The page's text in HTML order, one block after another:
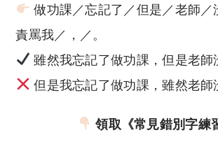
做功課／忘記了／但是／老師／
責罵我／，／。
雖然我忘記了做功課，但是老師
但是我忘記了做功課，雖然老師
領取《常見錯別字練